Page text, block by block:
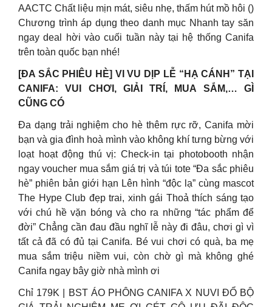
AACTC Chất liệu mịn mát, siêu nhẹ, thấm hút mồ hôi ()
Chương trình áp dụng theo danh mục Nhanh tay săn
ngay deal hời vào cuối tuần này tại hệ thống Canifa
trên toàn quốc bạn nhé!
[ĐA SẮC PHIÊU HÈ] VI VU DỊP LỄ “HẠ CÁNH” TẠI
CANIFA: VUI CHƠI, GIẢI TRÍ, MUA SẮM,… GÌ
CŨNG CÓ
Đa dạng trải nghiệm cho hè thêm rực rỡ, Canifa mời
bạn và gia đình hoà mình vào không khí tưng bừng với
loạt hoạt động thú vị: Check-in tại photobooth nhận
ngay voucher mua sắm giá trị và túi tote “Đa sắc phiêu
hè” phiên bản giới hạn Lên hình “độc lạ” cùng mascot
The Hype Club đẹp trai, xinh gái Thoả thích sáng tạo
với chú hề vặn bóng và cho ra những “tác phẩm để
đời” Chẳng cần đau đầu nghĩ lễ này đi đâu, chơi gì vì
tất cả đã có đủ tại Canifa. Bé vui chơi có quà, ba mẹ
mua sắm triệu niềm vui, còn chờ gì mà không ghé
Canifa ngay bây giờ nhà mình ơi
Chỉ 179K | BST ÁO PHÔNG CANIFA X NUVI ĐỔ BỘ